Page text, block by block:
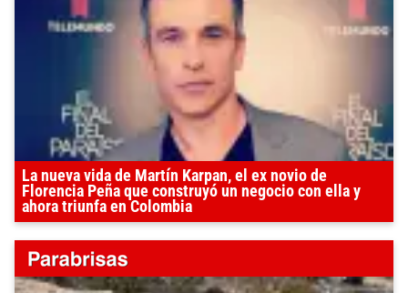
La nueva vida de Martín Karpan, el ex novio de
Florencia Peña que construyó un negocio con ella y
ahora triunfa en Colombia